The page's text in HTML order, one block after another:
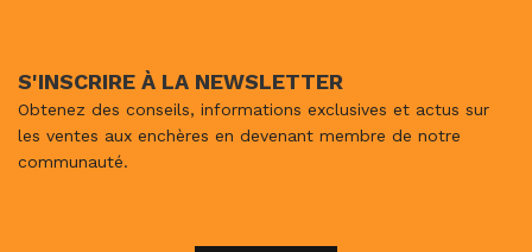
S'INSCRIRE À LA NEWSLETTER
Obtenez des conseils, informations exclusives et actus sur
les ventes aux enchères en devenant membre de notre
communauté.